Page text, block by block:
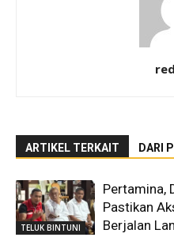
ARTIKEL TERKAIT DARI
TELUK BINTUNI
Pertamina,
Pastikan
Berjalan